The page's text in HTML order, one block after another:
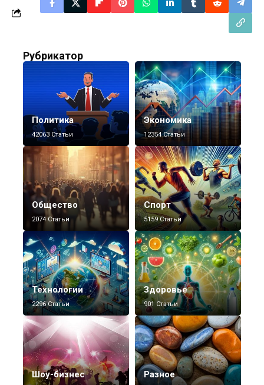
Рубрикатор
Политика
42063 Статьи
Экономика
12354 Статьи
Общество
2074 Статьи
Спорт
5159 Статьи
Технологии
2296 Статьи
Здоровье
901 Статьи
Шоу-бизнес Разное